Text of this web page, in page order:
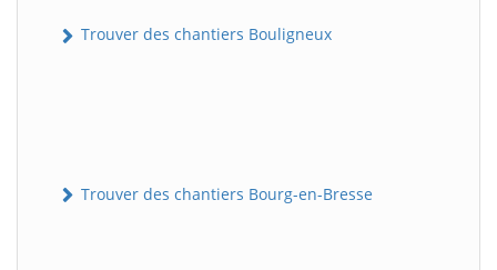
Trouver des chantiers Bouligneux
Trouver des chantiers Bourg-en-Bresse